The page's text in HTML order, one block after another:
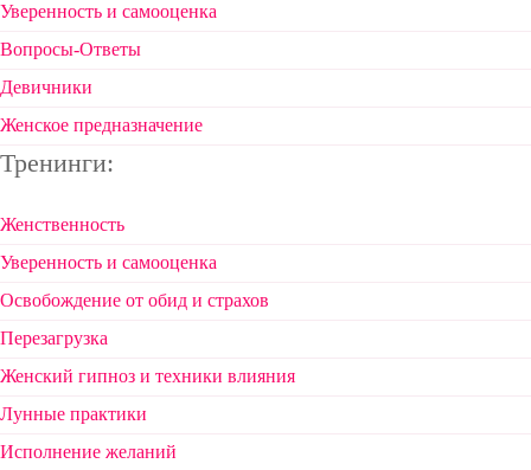
Уверенность и самооценка
Вопросы-Ответы
Девичники
Женское предназначение
Тренинги:
Женственность
Уверенность и самооценка
Освобождение от обид и страхов
Перезагрузка
Женский гипноз и техники влияния
Лунные практики
Исполнение желаний